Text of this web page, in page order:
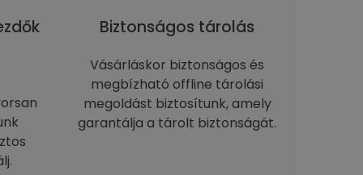
Biztonságos tárolás
Vásárláskor biztonságos és
megbízható offline tárolási
megoldást biztosítunk, amely
garantálja a tárolt biztonságát.